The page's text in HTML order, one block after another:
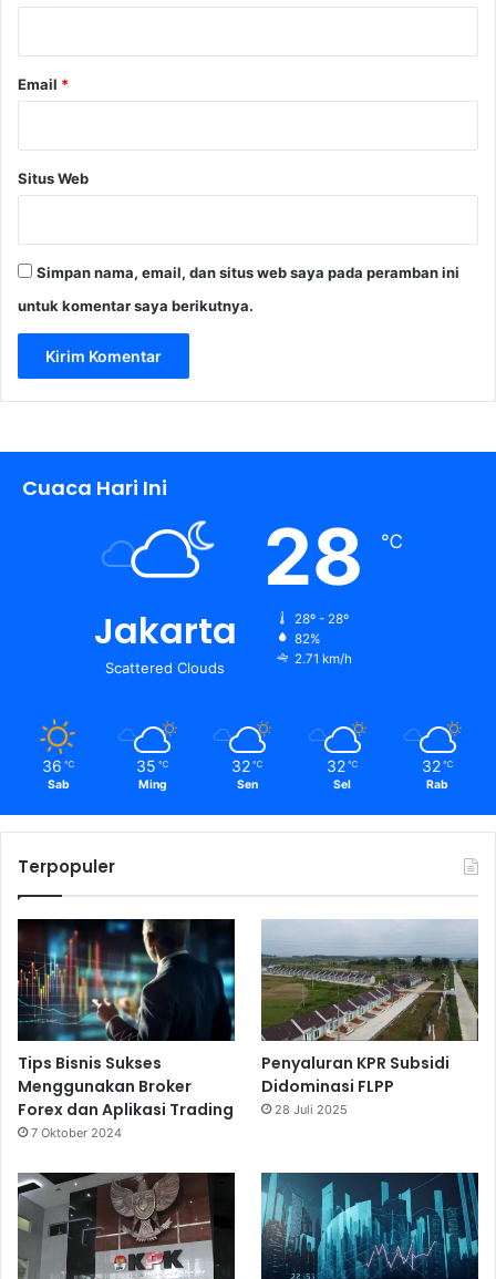
Email *
Situs Web
Simpan nama, email, dan situs web saya pada peramban ini
untuk komentar saya berikutnya.
Cuaca Hari Ini
Jakarta
Scattered Clouds
28 ℃
28º - 28º
82%
2.71 km/h
36 ℃
Sab
35 ℃
Ming
32 ℃
Sen
32 ℃
Sel
32 ℃
Rab
Terpopuler
Tips Bisnis Sukses
Menggunakan Broker
Forex dan Aplikasi Trading
7 Oktober 2024
Penyaluran KPR Subsidi
Didominasi FLPP
28 Juli 2025